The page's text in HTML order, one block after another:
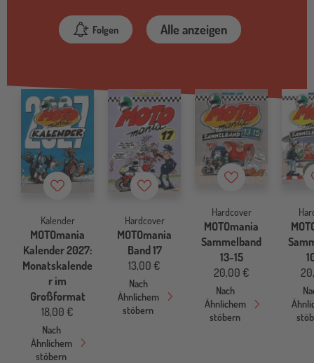
Folgen Alle anzeigen
Merkzettel
Kalender
MOTOmania
Kalender 2027:
Monatskalende
r im
Großformat
18,00 €
Nach
Ähnlichem
stöbern
Merkzettel
Hardcover
MOTOmania
Band 17
13,00 €
Nach
Ähnlichem
stöbern
Merkzettel
Hardcover
MOTOmania
Sammelband
13-15
20,00 €
Nach
Ähnlichem
stöbern